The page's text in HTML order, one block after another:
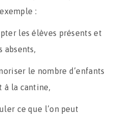
:
les élèves présents et
absents,
le nombre d’enfants
à la cantine,
ce que l’on peut